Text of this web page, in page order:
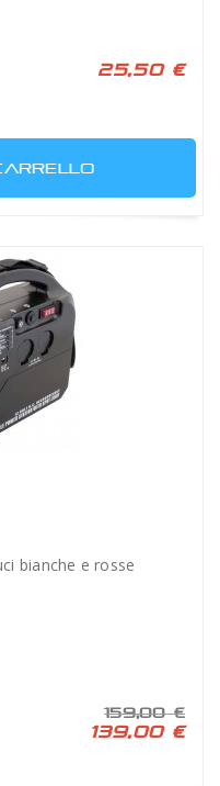
25,50 €
bianche e rosse
159,00 €
139,00 €